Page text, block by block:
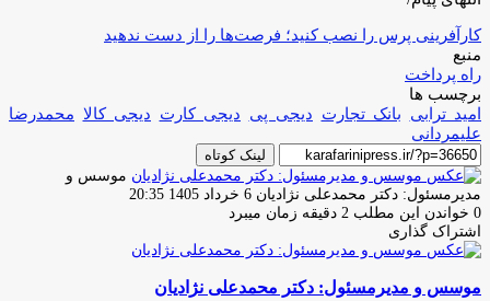
کارآفرینی پرس را نصب کنید؛ فرصت‌ها را از دست ندهید
منبع
راه پرداخت
برچسب ها
امید ترابی
بانک تجارت دیجی پی دیجی کارت دیجی کالا محمدرضا
علیمردانی
لینک کوتاه
موسس و
مدیرمسئول: دکتر محمدعلی نژادیان ارسال
ایمیل
6 خرداد 1405 20:35
0 خواندن این مطلب 2 دقیقه زمان میبرد
اشتراک گذاری
فیس
توئیتر
لینکدین
واتس
تلگرام
اشتراک
از
چاپ
موسس و مدیرمسئول: دکتر محمدعلی نژادیان